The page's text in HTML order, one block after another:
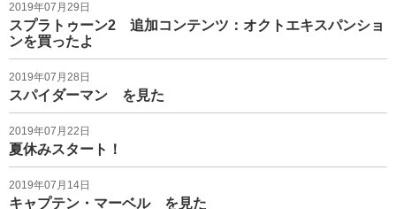
2019年07月29日
スプラトゥーン2 追加コンテンツ：オクトエキスパンショ
ンを買ったよ
2019年07月28日
スパイダーマン を見た
2019年07月22日
夏休みスタート！
2019年07月14日
キャプテン・マーベル を見た